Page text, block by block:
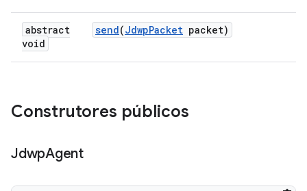
abstract
void
send(JdwpPacket packet)
Construtores públicos
JdwpAgent